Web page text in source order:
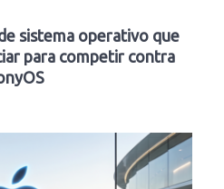
sistema operativo que
para competir contra